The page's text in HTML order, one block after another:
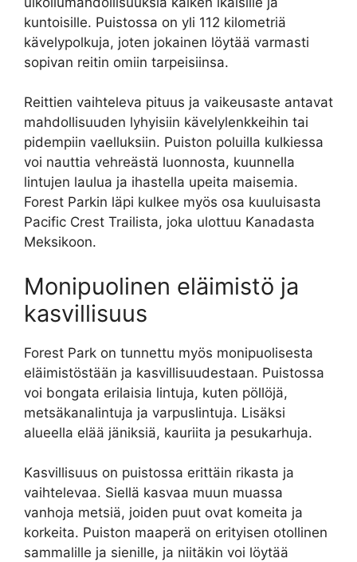
kuntoisille. Puistossa on yli 112 kilometriä
kävelypolkuja, joten jokainen löytää varmasti
sopivan reitin omiin tarpeisiinsa.
Reittien vaihteleva pituus ja vaikeusaste antavat
mahdollisuuden lyhyisiin kävelylenkkeihin tai
pidempiin vaelluksiin. Puiston poluilla kulkiessa
voi nauttia vehreästä luonnosta, kuunnella
lintujen laulua ja ihastella upeita maisemia.
Forest Parkin läpi kulkee myös osa kuuluisasta
Pacific Crest Trailista, joka ulottuu Kanadasta
Meksikoon.
Monipuolinen eläimistö ja
kasvillisuus
Forest Park on tunnettu myös monipuolisesta
eläimistöstään ja kasvillisuudestaan. Puistossa
voi bongata erilaisia lintuja, kuten pöllöjä,
metsäkanalintuja ja varpuslintuja. Lisäksi
alueella elää jäniksiä, kauriita ja pesukarhuja.
Kasvillisuus on puistossa erittäin rikasta ja
vaihtelevaa. Siellä kasvaa muun muassa
vanhoja metsiä, joiden puut ovat komeita ja
korkeita. Puiston maaperä on erityisen otollinen
sammalille ja sienille, ja niitäkin voi löytää